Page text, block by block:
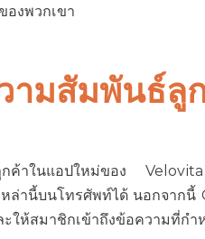
งพวกเขา
ามสัมพันธ์ลู
กค้าในแอปใหม่ของ
ล่านี้บนโทรศัพท์ได้ นอกจาก
ให้สมาชิกเข้าถึงข้อความที่ก